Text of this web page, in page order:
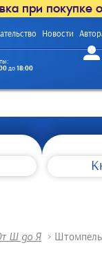
при покупке
Новости
до18:00
Ш до Я >